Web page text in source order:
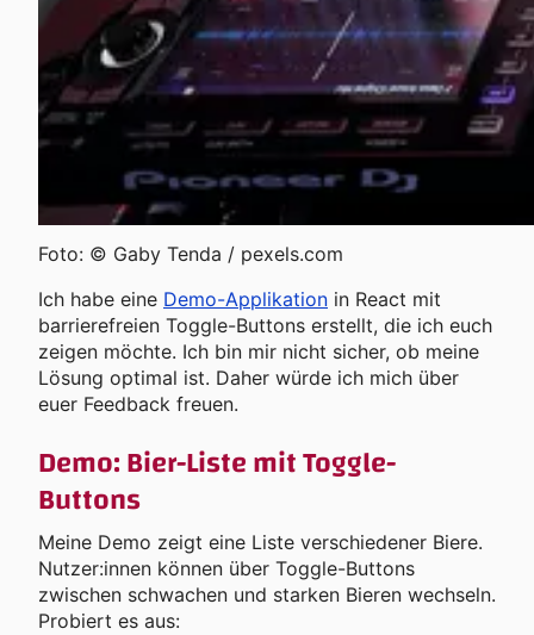
Foto: © Gaby Tenda / pexels.com
Ich habe eine Demo-Applikation in React mit
barrierefreien Toggle-Buttons erstellt, die ich euch
zeigen möchte. Ich bin mir nicht sicher, ob meine
Lösung optimal ist. Daher würde ich mich über
euer Feedback freuen.
Demo: Bier-Liste mit Toggle-
Buttons
Meine Demo zeigt eine Liste verschiedener Biere.
Nutzer:innen können über Toggle-Buttons
zwischen schwachen und starken Bieren wechseln.
Probiert es aus: